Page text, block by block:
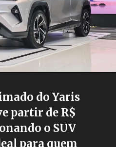
do Yaris
partir de R$
o SUV
para quem